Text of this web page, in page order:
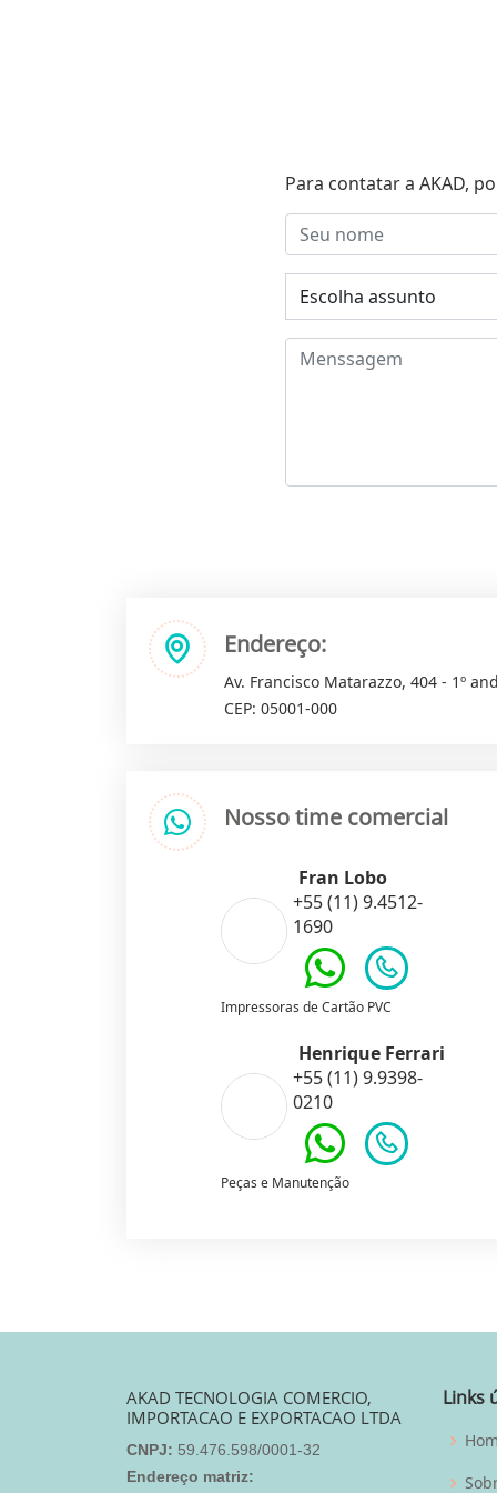
Para contatar a AKAD,
Endereço:
Av. Francisco Matarazzo, 404 - 1º
CEP: 05001-000
Nosso time comercial
Fran Lobo
+55 (11) 9.4512-
1690
Impressoras de Cartão PVC
Henrique Ferrari
+55 (11) 9.9398-
0210
Peças e Manutenção
AKAD TECNOLOGIA COMERCIO,
IMPORTACAO E EXPORTACAO LTDA
CNPJ: 59.476.598/0001-32
Endereço matriz:
Links